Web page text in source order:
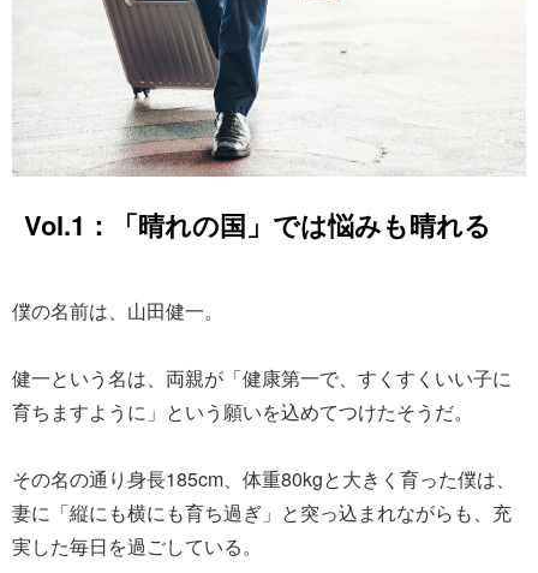
Vol.1：「晴れの国」では悩みも晴れる
僕の名前は、山田健一。
健一という名は、両親が「健康第一で、すくすくいい子に
育ちますように」という願いを込めてつけたそうだ。
その名の通り身長185cm、体重80kgと大きく育った僕は、
妻に「縦にも横にも育ち過ぎ」と突っ込まれながらも、充
実した毎日を過ごしている。